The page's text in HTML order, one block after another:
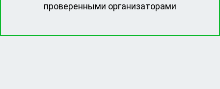
проверенными организаторами